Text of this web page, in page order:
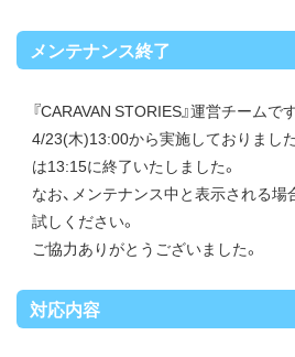
メンテナンス終了
『CARAVAN STORIES』運営チームです
4/23(木)13:00から実施しておりまし
は13:15に終了いたしました。
なお、メンテナンス中と表示される場
試しください。
ご協力ありがとうございました。
対応内容